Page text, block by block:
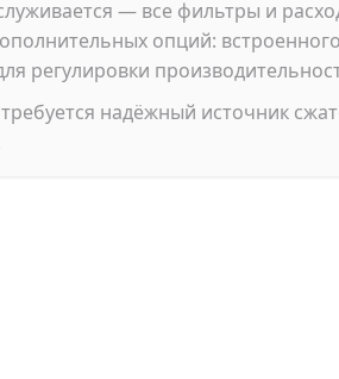
— все фильтры и
опций:
регулировки
надёжный источник